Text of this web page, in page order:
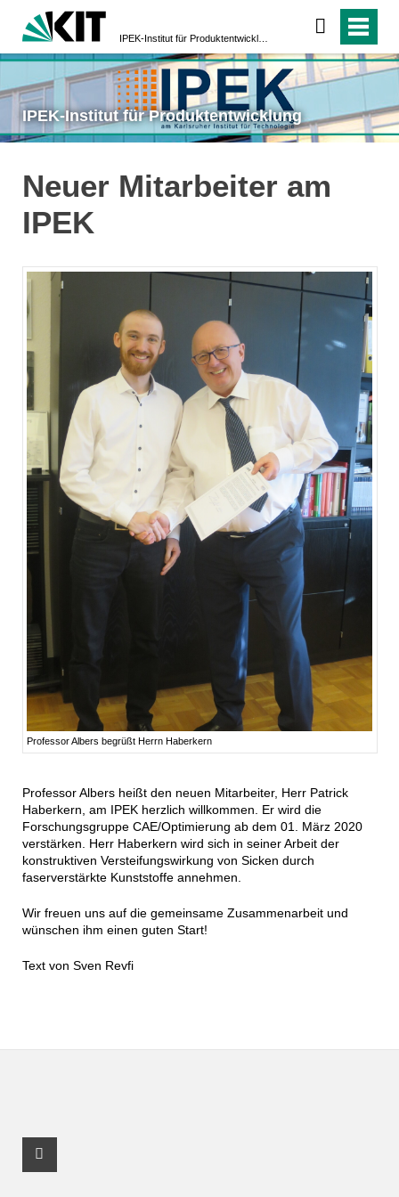
IPEK-Institut für Produktentwicklung
Neuer Mitarbeiter am
IPEK
Professor Albers begrüßt Herrn Haberkern
Professor Albers heißt den neuen Mitarbeiter, Herr Patrick
Haberkern, am IPEK herzlich willkommen. Er wird die
Forschungsgruppe CAE/Optimierung ab dem 01. März 2020
verstärken. Herr Haberkern wird sich in seiner Arbeit der
konstruktiven Versteifungswirkung von Sicken durch
faserverstärkte Kunststoffe annehmen.
Wir freuen uns auf die gemeinsame Zusammenarbeit und
wünschen ihm einen guten Start!
Text von Sven Revfi
Youtube Profil